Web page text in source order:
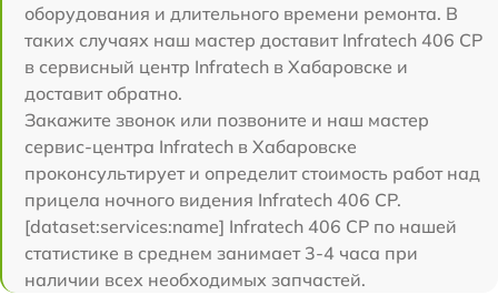
оборудования и длительного времени ремонта. В
таких случаях наш мастер доставит Infratech 406 СР
в сервисный центр Infratech в Хабаровске и
доставит обратно.
Закажите звонок или позвоните и наш мастер
сервис-центра Infratech в Хабаровске
проконсультирует и определит стоимость работ над
прицела ночного видения Infratech 406 СР.
[dataset:services:name] Infratech 406 СР по нашей
статистике в среднем занимает 3-4 часа при
наличии всех необходимых запчастей.